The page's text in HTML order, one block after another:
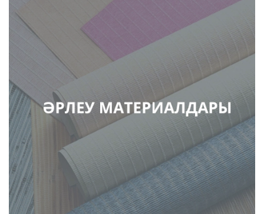
лактар, бояулар және жабындар
тұсқағаздар, қабырға панельдері
төбелер мен төбелік жүйелер
еден жабындары < li> сылақтар мен қоспалар
панельдер, қалыптар, қалыптар